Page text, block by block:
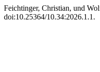
Feichtinger, Christian, und
doi:10.25364/10.34:2026.1.1.